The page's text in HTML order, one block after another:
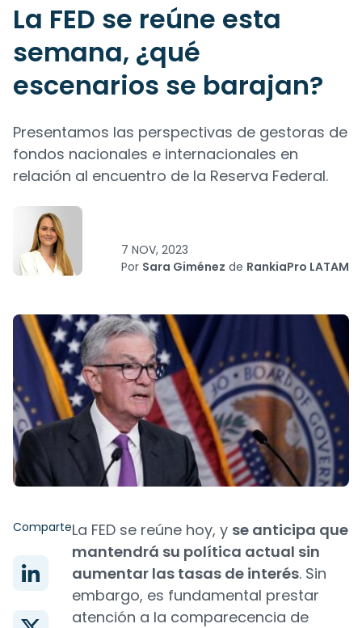
La FED se reúne esta
semana, ¿qué
escenarios se barajan?
Presentamos las perspectivas de gestoras de
fondos nacionales e internacionales en
relación al encuentro de la Reserva Federal.
7 NOV, 2023
Por Sara Giménez de RankiaPro LATAM
ComparteLa FED se reúne hoy, y se anticipa que
mantendrá su política actual sin
aumentar las tasas de interés. Sin
embargo, es fundamental prestar
atención a la comparecencia de